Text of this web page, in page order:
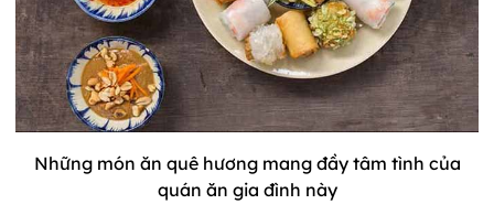
Những món ăn quê hương mang đầy tâm tình của
quán ăn gia đình này